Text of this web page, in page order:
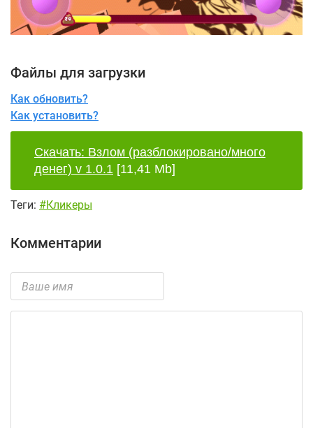
Файлы для загрузки
Как обновить?
Как установить?
Скачать: Взлом (разблокировано/много
денег) v 1.0.1 [11,41 Mb]
Теги: #Кликеры
Комментарии